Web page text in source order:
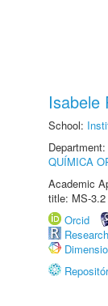
Isabele
School:
Department:
QUÍMICA
Academic
title: MS-3.2
Orcid